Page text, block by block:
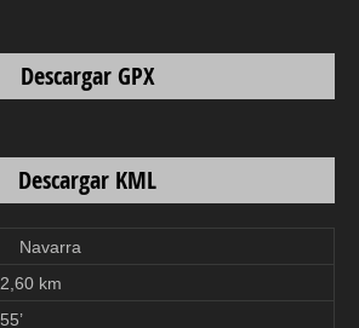
Descargar GPX
Descargar KML
Navarra
2,60 km
55’